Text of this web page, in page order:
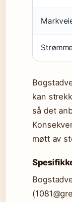
kan
så det
møtt av